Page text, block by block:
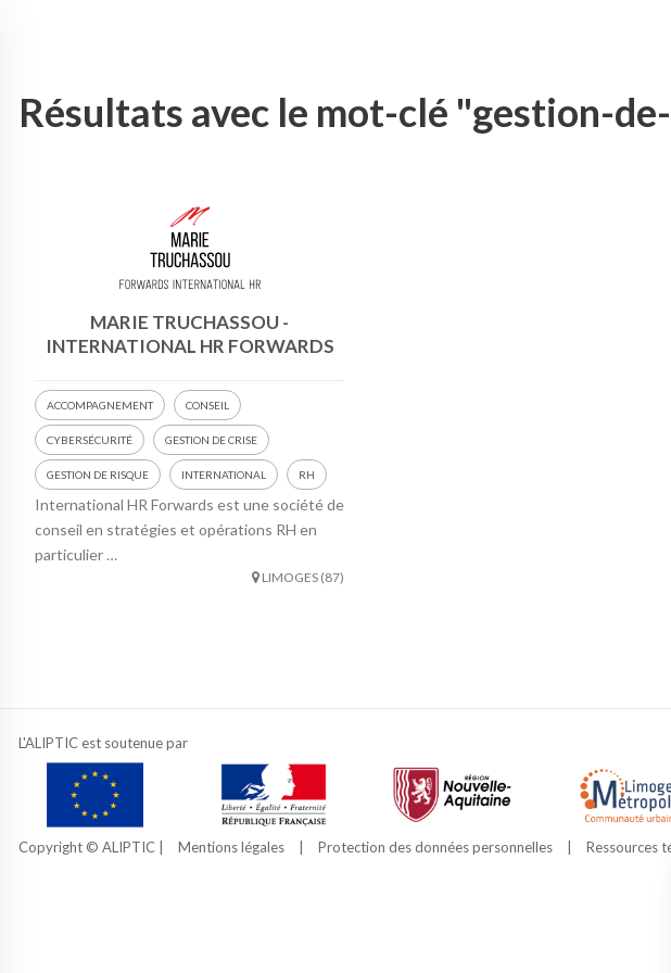
Résultats avec le mot-clé "gestion-
MARIE TRUCHASSOU -
INTERNATIONAL HR FORWARDS
ACCOMPAGNEMENT CONSEIL
CYBERSÉCURITÉ GESTION DE CRISE
GESTION DE RISQUE INTERNATIONAL RH
International HR Forwards est une société de
conseil en stratégies et opérations RH en
particulier …
LIMOGES (87)
L'ALIPTIC est soutenue par
Copyright © ALIPTIC | Mentions légales Protection des données personnelles Ressources